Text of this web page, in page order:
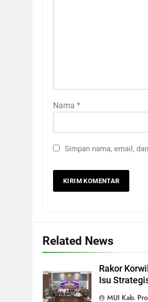
Nama *
Simpan nama, email,
Related News
Rakor
Isu
MUI Kab.